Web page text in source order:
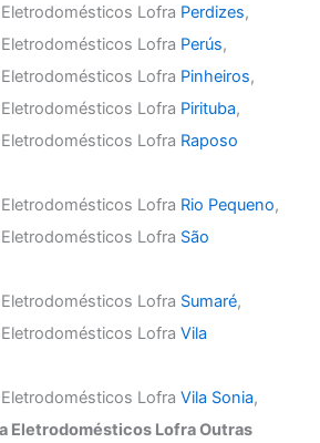
Lofra Perdizes,
Lofra Perús,
Lofra Pinheiros,
Lofra Pirituba,
Lofra Raposo
Lofra Rio Pequeno,
Lofra São
Lofra Sumaré,
LofraVila
LofraVila Sonia,
Eletrodomésticos Lofra Outras